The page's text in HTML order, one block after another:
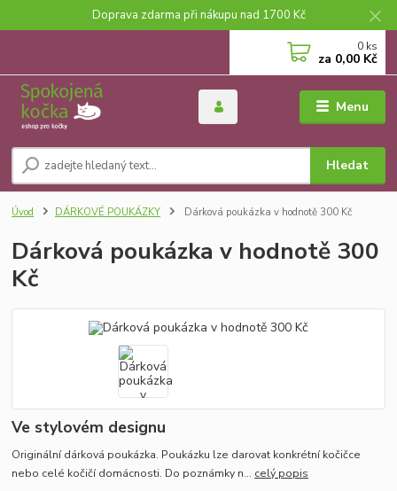
Doprava zdarma při nákupu nad 1700 Kč
Menu
Hledat
0 ks
za 0,00 Kč
Úvod DÁRKOVÉ POUKÁZKY Dárková poukázka v hodnotě 300 Kč
Dárková poukázka v hodnotě 300
Kč
Ve stylovém designu
Originální dárková poukázka. Poukázku lze darovat konkrétní kočičce
nebo celé kočičí domácnosti. Do poznámky n... celý popis